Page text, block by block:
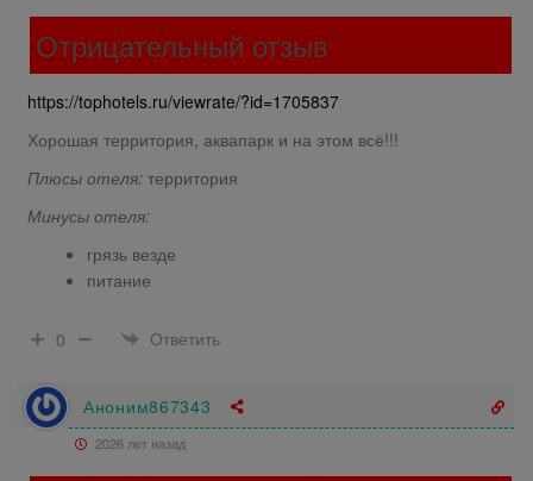
Отрицательный отзыв
https://tophotels.ru/viewrate/?id=1705837
Хорошая территория, аквапарк и на этом всё!!!
Плюсы отеля: территория
Минусы отеля:
грязь везде
питание
0 Ответить
Аноним867343
2026 лет назад